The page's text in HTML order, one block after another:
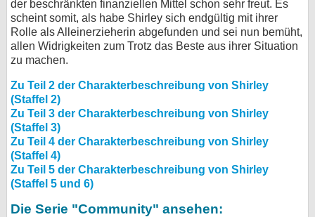
der beschränkten finanziellen Mittel schon sehr freut. Es
scheint somit, als habe Shirley sich endgültig mit ihrer
Rolle als Alleinerzieherin abgefunden und sei nun bemüht,
allen Widrigkeiten zum Trotz das Beste aus ihrer Situation
zu machen.
Zu Teil 2 der Charakterbeschreibung von Shirley
(Staffel 2)
Zu Teil 3 der Charakterbeschreibung von Shirley
(Staffel 3)
Zu Teil 4 der Charakterbeschreibung von Shirley
(Staffel 4)
Zu Teil 5 der Charakterbeschreibung von Shirley
(Staffel 5 und 6)
Die Serie "Community" ansehen: